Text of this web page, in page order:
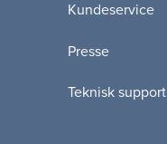
Kundeservice
Presse
Teknisk support